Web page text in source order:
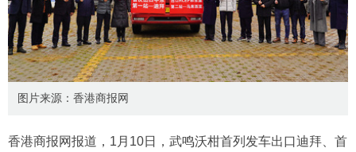
图片来源：香港商报网
香港商报网报道，1月10日，武鸣沃柑首列发车出口迪拜、首